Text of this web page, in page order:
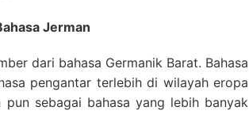
Jerman
dari bahasa Germanik Barat. Bahasa
pengantar terlebih di wilayah eropa
sebagai bahasa yang lebih banyak